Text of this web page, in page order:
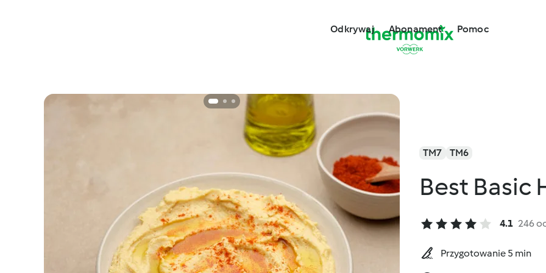
Odkrywaj Abonament Pomoc
TM7 TM6
Best Basic
4.1 246
Przygotowanie 5 min